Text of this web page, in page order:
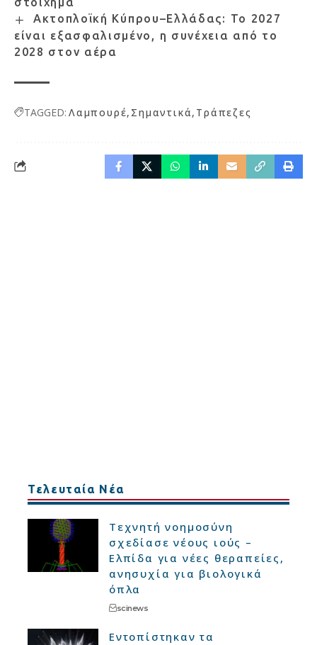
Ακτοπλοϊκή Κύπρου–Ελλάδας: Το 2027
είναι εξασφαλισμένο, η συνέχεια από το
2028 στον αέρα
TAGGED: Λαμπουρέ Σημαντικά Τράπεζες
Τελευταία Νέα
Τεχνητή νοημοσύνη
σχεδίασε νέους ιούς –
Ελπίδα για νέες θεραπείες,
ανησυχία για βιολογικά
όπλα
scinews
Εντοπίστηκαν τα